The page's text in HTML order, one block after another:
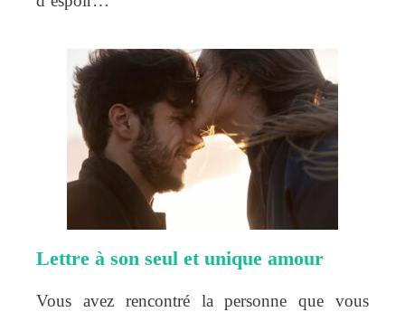
Lettre à son seul et unique amour
Vous avez rencontré la personne que vous